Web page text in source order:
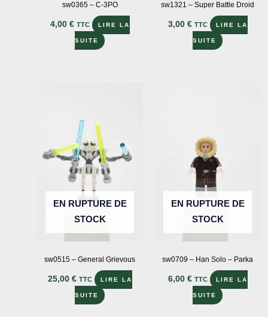
sw0365 – C-3PO
4,00 € TTC LIRE LA
SUITE
sw1321 – Super Battle Droid
3,00 € TTC LIRE LA
SUITE
EN RUPTURE DE
STOCK
sw0515 – General Grievous
25,00 € TTC LIRE LA
SUITE
EN RUPTURE DE
STOCK
sw0709 – Han Solo – Parka
6,00 € TTC LIRE LA
SUITE